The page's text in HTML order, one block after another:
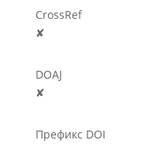
CrossRef
✘
DOAJ
✘
Префикс DOI